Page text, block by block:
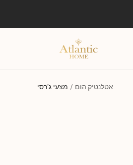
אטלנטיק
אטלנטיק הום מצעי ג'רסי